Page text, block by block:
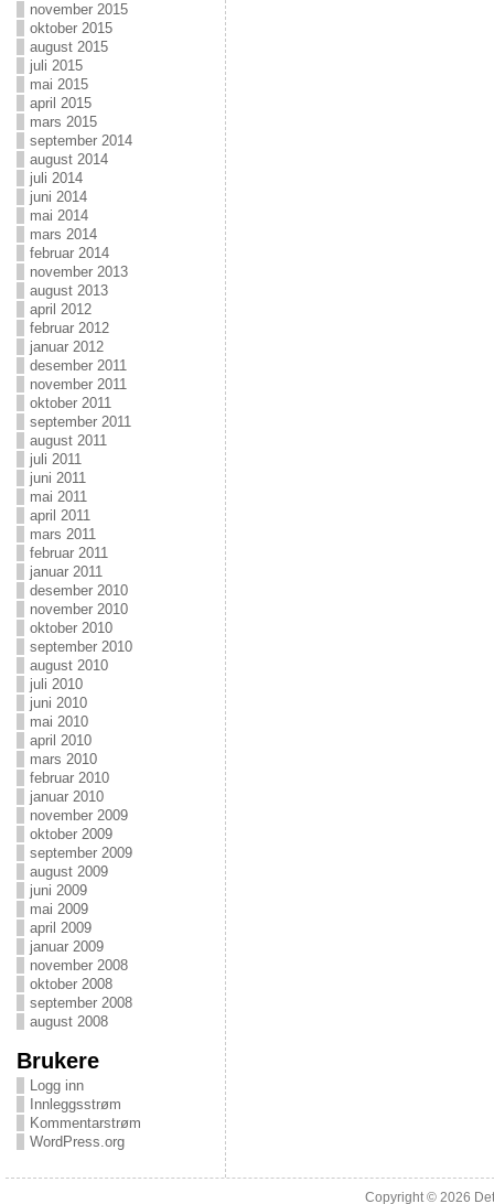
november 2015
oktober 2015
august 2015
juli 2015
mai 2015
april 2015
mars 2015
september 2014
august 2014
juli 2014
juni 2014
mai 2014
mars 2014
februar 2014
november 2013
august 2013
april 2012
februar 2012
januar 2012
desember 2011
november 2011
oktober 2011
september 2011
august 2011
juli 2011
juni 2011
mai 2011
april 2011
mars 2011
februar 2011
januar 2011
desember 2010
november 2010
oktober 2010
september 2010
august 2010
juli 2010
juni 2010
mai 2010
april 2010
mars 2010
februar 2010
januar 2010
november 2009
oktober 2009
september 2009
august 2009
juni 2009
mai 2009
april 2009
januar 2009
november 2008
oktober 2008
september 2008
august 2008
Brukere
Logg inn
Innleggsstrøm
Kommentarstrøm
WordPress.org
Copyright © 2026